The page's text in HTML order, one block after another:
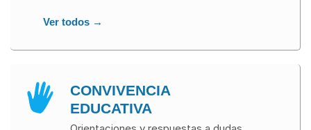
Ver todos →
CONVIVENCIA
EDUCATIVA